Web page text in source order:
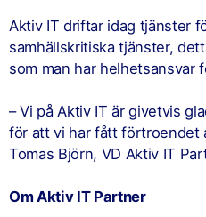
Aktiv IT driftar idag tjänster
samhällskritiska tjänster,
som man har helhetsansvar
– Vi på Aktiv IT är givetvis
för att vi har fått förtroendet
Tomas Björn, VD Aktiv IT
Om Aktiv IT Partner